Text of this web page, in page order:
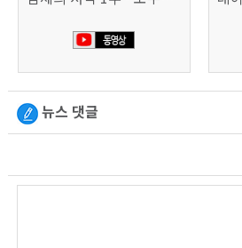
뉴스 댓글